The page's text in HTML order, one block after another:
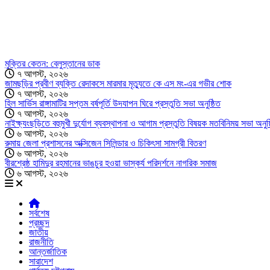
মুক্তির কেতন: বেলুস্তানের ডাক
৭ আগস্ট, ২০২৬
জামছড়ির প্রবীণ ব্যক্তি রেদাকসে মারমার মৃত্যুতে কে এস মং-এর গভীর শোক
৭ আগস্ট, ২০২৬
হিল সার্ভিস রাঙ্গামাটির সপ্তম বর্ষপূর্তি উদযাপন ঘিরে প্রস্তুতি সভা অনুষ্ঠিত
৭ আগস্ট, ২০২৬
নাইক্ষ্যংছড়িতে বহুমুখী দুর্যোগ ব্যবস্থাপনা ও আগাম প্রস্তুতি বিষয়ক মতবিনিময় সভা
৬ আগস্ট, ২০২৬
রুমায় জেলা প্রশাসনের অক্সিজেন সিলিন্ডার ও চিকিৎসা সামগ্রী বিতরণ
৬ আগস্ট, ২০২৬
বীরশ্রেষ্ঠ হামিদুর রহমানের ভাঙচুর হওয়া ভাস্কর্য পরিদর্শনে নাগরিক সমাজ
৬ আগস্ট, ২০২৬
সর্বশেষ
প্রচ্ছদ
জাতীয়
রাজনীতি
আন্তর্জাতিক
সারাদেশ